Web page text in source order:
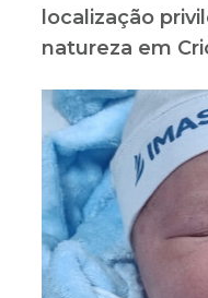
localização
natureza em